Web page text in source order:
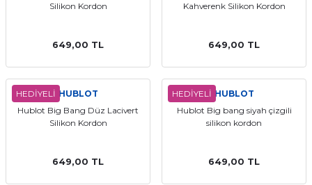
Silikon Kordon
649,00 TL
Kahverenk Silikon Kordon
649,00 TL
HEDİYELİ HUBLOT
Hublot Big Bang Düz Lacivert
Silikon Kordon
649,00 TL
HEDİYELİ HUBLOT
Hublot Big bang siyah çizgili
silikon kordon
649,00 TL